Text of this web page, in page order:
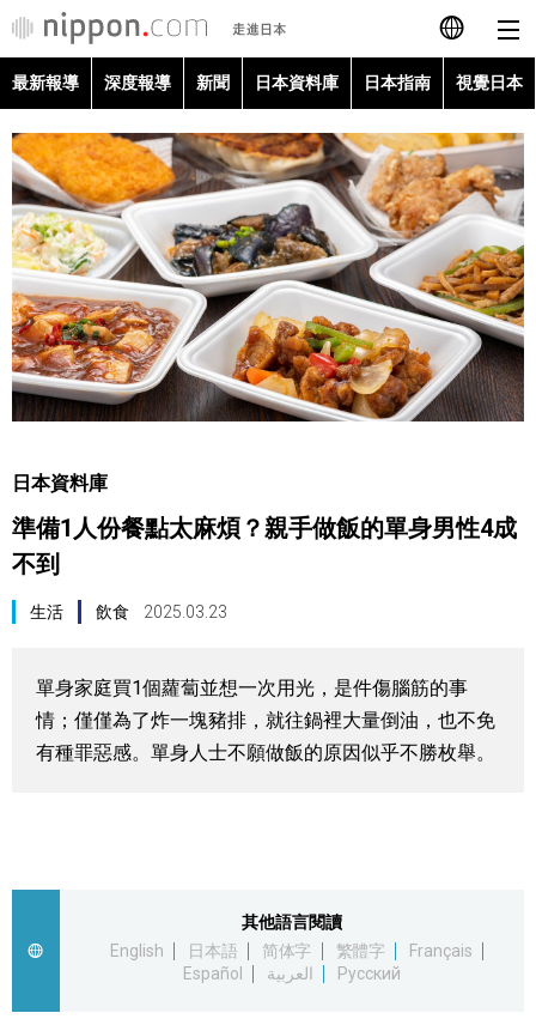
日本語
English
简体字
Français
Español
العربية
最新報導
深度報導
新聞
視覺日本
更多
最新報導 深度報導 新聞 日本資料庫 日本指南 視覺日本
日本資料庫
準備1人份餐點太麻煩？親手做飯的單身男性4成
不到
生活 飲食 2025.03.23
單身家庭買1個蘿蔔並想一次用光，是件傷腦筋的事
情；僅僅為了炸一塊豬排，就往鍋裡大量倒油，也不免
有種罪惡感。單身人士不願做飯的原因似乎不勝枚舉。
其他語言閱讀
English
日本語 简体字 繁體字
Français
Español
العربية Русский